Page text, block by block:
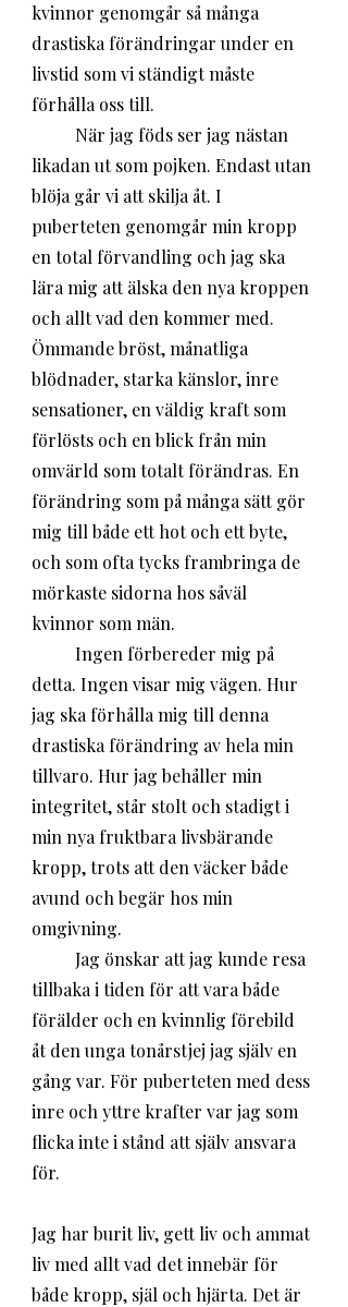
kvinnor genomgår så många
drastiska förändringar under en
livstid som vi ständigt måste
förhålla oss till.
likadan ut som pojken. Endast utan
blöja går vi att skilja åt. I
puberteten genomgår min kropp
en total förvandling och jag ska
lära mig att älska den nya kroppen
och allt vad den kommer med.
Ömmande bröst, månatliga
blödnader, starka känslor, inre
sensationer, en väldig kraft som
förlösts och en blick från min
omvärld som totalt förändras. En
förändring som på många sätt gör
mig till både ett hot och ett byte,
och som ofta tycks frambringa de
mörkaste sidorna hos såväl
kvinnor som män.
detta. Ingen visar mig vägen. Hur
jag ska förhålla mig till denna
drastiska förändring av hela min
tillvaro. Hur jag behåller min
integritet, står stolt och stadigt i
min nya fruktbara livsbärande
kropp, trots att den väcker både
avund och begär hos min
omgivning.
tillbaka i tiden för att vara både
förälder och en kvinnlig förebild
åt den unga tonårstjej jag själv en
gång var. För puberteten med dess
inre och yttre krafter var jag som
flicka inte i stånd att själv ansvara
för.
Jag har burit liv, gett liv och ammat
liv med allt vad det innebär för
både kropp, själ och hjärta. Det är